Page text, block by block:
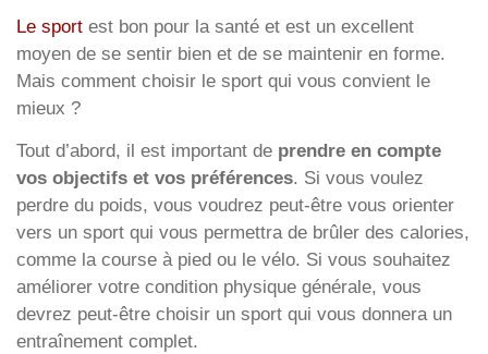
Le sport est bon pour la santé et est un excellent
moyen de se sentir bien et de se maintenir en forme.
Mais comment choisir le sport qui vous convient le
mieux ?
Tout d’abord, il est important de prendre en compte
vos objectifs et vos préférences. Si vous voulez
perdre du poids, vous voudrez peut-être vous orienter
vers un sport qui vous permettra de brûler des calories,
comme la course à pied ou le vélo. Si vous souhaitez
améliorer votre condition physique générale, vous
devrez peut-être choisir un sport qui vous donnera un
entraînement complet.